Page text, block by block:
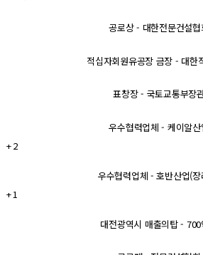
공로상 - 대한전문건설협
적십자회원유공장 금장 - 대한
표창장 - 국토교통부장
우수협력업체 - 케이알산
+ 2
우수협력업체 - 호반산업(장
+ 1
대전광역시 매출의탑 - 700